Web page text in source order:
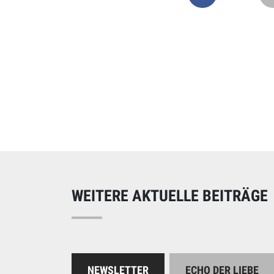
WEITERE AKTUELLE BEITRÄGE
NEWSLETTER ECHO DER LIEBE